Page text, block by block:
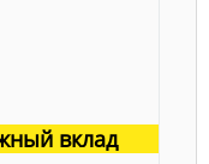
вклад